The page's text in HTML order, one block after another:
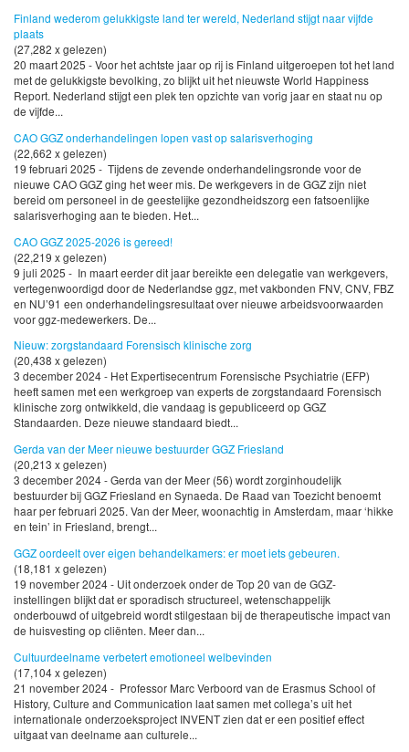
Finland wederom gelukkigste land ter wereld, Nederland stijgt naar vijfde
plaats
(27,282 x gelezen)
20 maart 2025 - Voor het achtste jaar op rij is Finland uitgeroepen tot het land
met de gelukkigste bevolking, zo blijkt uit het nieuwste World Happiness
Report. Nederland stijgt een plek ten opzichte van vorig jaar en staat nu op
de vijfde...
CAO GGZ onderhandelingen lopen vast op salarisverhoging
(22,662 x gelezen)
19 februari 2025 - Tijdens de zevende onderhandelingsronde voor de
nieuwe CAO GGZ ging het weer mis. De werkgevers in de GGZ zijn niet
bereid om personeel in de geestelijke gezondheidszorg een fatsoenlijke
salarisverhoging aan te bieden. Het...
CAO GGZ 2025-2026 is gereed!
(22,219 x gelezen)
9 juli 2025 - In maart eerder dit jaar bereikte een delegatie van werkgevers,
vertegenwoordigd door de Nederlandse ggz, met vakbonden FNV, CNV, FBZ
en NU’91 een onderhandelingsresultaat over nieuwe arbeidsvoorwaarden
voor ggz-medewerkers. De...
Nieuw: zorgstandaard Forensisch klinische zorg
(20,438 x gelezen)
3 december 2024 - Het Expertisecentrum Forensische Psychiatrie (EFP)
heeft samen met een werkgroep van experts de zorgstandaard Forensisch
klinische zorg ontwikkeld, die vandaag is gepubliceerd op GGZ
Standaarden. Deze nieuwe standaard biedt...
Gerda van der Meer nieuwe bestuurder GGZ Friesland
(20,213 x gelezen)
3 december 2024 - Gerda van der Meer (56) wordt zorginhoudelijk
bestuurder bij GGZ Friesland en Synaeda. De Raad van Toezicht benoemt
haar per februari 2025. Van der Meer, woonachtig in Amsterdam, maar ‘hikke
en tein’ in Friesland, brengt...
GGZ oordeelt over eigen behandelkamers: er moet iets gebeuren.
(18,181 x gelezen)
19 november 2024 - Uit onderzoek onder de Top 20 van de GGZ-
instellingen blijkt dat er sporadisch structureel, wetenschappelijk
onderbouwd of uitgebreid wordt stilgestaan bij de therapeutische impact van
de huisvesting op cliënten. Meer dan...
Cultuurdeelname verbetert emotioneel welbevinden
(17,104 x gelezen)
21 november 2024 - Professor Marc Verboord van de Erasmus School of
History, Culture and Communication laat samen met collega’s uit het
internationale onderzoeksproject INVENT zien dat er een positief effect
uitgaat van deelname aan culturele...